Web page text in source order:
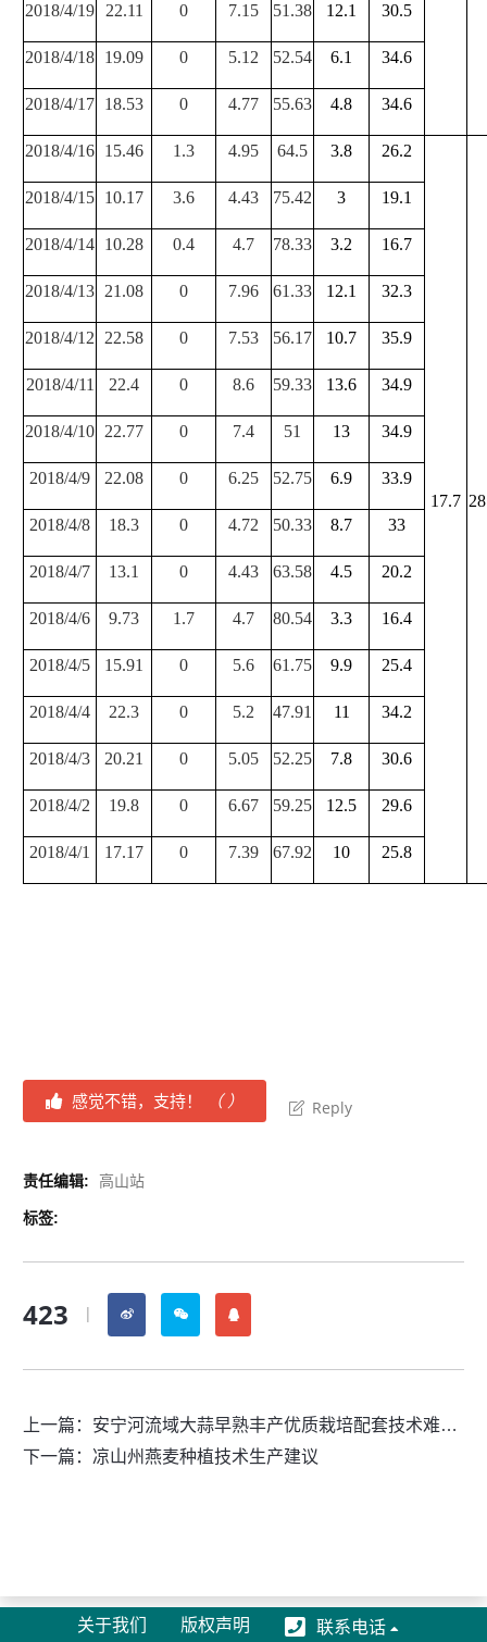
2018/4/19 22.11 0 7.15 51.38 12.1 30.5
2018/4/18 19.09 0 5.12 52.54 6.1 34.6
2018/4/17 18.53 0 4.77 55.63 4.8 34.6
2018/4/16 15.46 1.3 4.95 64.5 3.8 26.2
17.7
2018/4/15 10.17 3.6 4.43 75.42 3 19.1
2018/4/14 10.28 0.4 4.7 78.33 3.2 16.7
2018/4/13 21.08 0 7.96 61.33 12.1 32.3
2018/4/12 22.58 0 7.53 56.17 10.7 35.9
2018/4/11 22.4 0 8.6 59.33 13.6 34.9
2018/4/10 22.77 0 7.4 51 13 34.9
2018/4/9 22.08 0 6.25 52.75 6.9 33.9
2018/4/8 18.3 0 4.72 50.33 8.7 33
2018/4/7 13.1 0 4.43 63.58 4.5 20.2
2018/4/6 9.73 1.7 4.7 80.54 3.3 16.4
2018/4/5 15.91 0 5.6 61.75 9.9 25.4
2018/4/4 22.3 0 5.2 47.91 11 34.2
2018/4/3 20.21 0 5.05 52.25 7.8 30.6
2018/4/2 19.8 0 6.67 59.25 12.5 29.6
2018/4/1 17.17 0 7.39 67.92 10 25.8
感觉不错，支持！ （） Reply
责任编辑: 高山站
标签:
423 |
上一篇： 安宁河流域大蒜早熟丰产优质栽培配套技术难点和问题
下一篇： 凉山州燕麦种植技术生产建议
关于我们 版权声明 联系电话